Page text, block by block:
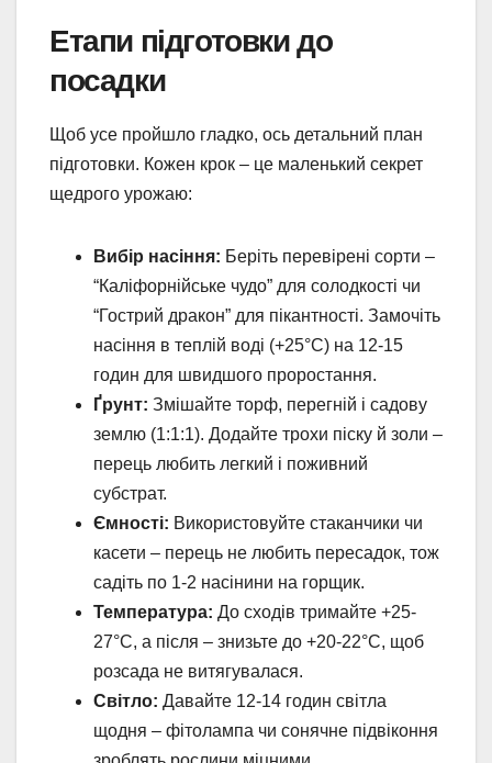
Етапи підготовки до
посадки
Щоб усе пройшло гладко, ось детальний план
підготовки. Кожен крок – це маленький секрет
щедрого урожаю:
Вибір насіння: Беріть перевірені сорти –
“Каліфорнійське чудо” для солодкості чи
“Гострий дракон” для пікантності. Замочіть
насіння в теплій воді (+25°C) на 12-15
годин для швидшого проростання.
Ґрунт: Змішайте торф, перегній і садову
землю (1:1:1). Додайте трохи піску й золи –
перець любить легкий і поживний
субстрат.
Ємності: Використовуйте стаканчики чи
касети – перець не любить пересадок, тож
садіть по 1-2 насінини на горщик.
Температура: До сходів тримайте +25-
27°C, а після – знизьте до +20-22°C, щоб
розсада не витягувалася.
Світло: Давайте 12-14 годин світла
щодня – фітолампа чи сонячне підвіконня